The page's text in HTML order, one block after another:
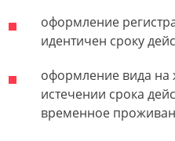
оформление
идентичен сроку
оформление вида на
истечении срока
временное